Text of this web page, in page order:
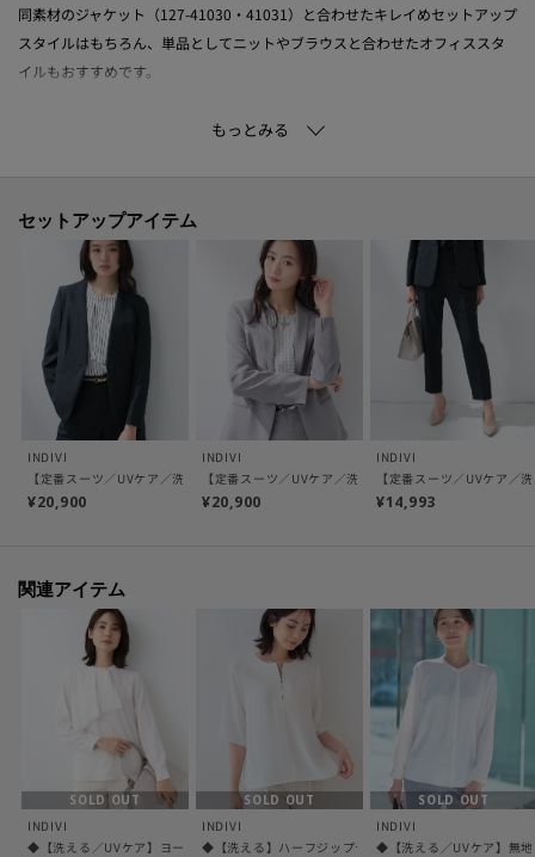
同素材のジャケット（127-41030・41031）と合わせたキレイめセットアップ
スタイルはもちろん、単品としてニットやブラウスと合わせたオフィススタ
イルもおすすめです。
適度なストレッチ性を持ったラフ着心地に、シワになりにくいイージーケア
性／UVケア性も兼ね備えた素材になっております｡
※この製品は、太陽光線中の紫外線（UV）を通しにくくします。この効果は
永久的ではありません。
※裏地あり
【検索キーワード】
スーツ
【生地詳細】
透け感：なし
裏地：あり
洗濯方法：洗濯機洗い可
-・-・-・-・-・-・-・-・-・-・-・-・-・-・-・-・-・-・-・-・-・-
■気になるアイテムは『お気に入り登録』がおすすめです！■
[お気に入り登録とは？]
オンラインサイトの各アイテムにある「♡マーク」を
クリックして簡単に追加できます！
セットアップアイテム
INDIVI
【定番スーツ／UVケア／洗える】ウール調ノーカラージャケット
¥20,900
INDIVI
【定番スーツ／UVケア／洗える】ウール調テーラードジ
¥20,900
INDIVI
【定番スーツ／UVケア／
¥14,993
関連アイテム
SOLD OUT
INDIVI
◆【洗える／UVケア】ヨークフリルブラウス
SOLD OUT
INDIVI
◆【洗える】ハーフジップデザインブラウス
SOLD OUT
INDIVI
◆【洗える／UVケア】無